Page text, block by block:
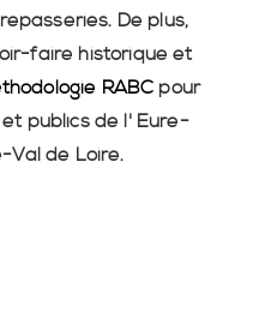
De plus,
faire historique et
RABC pour
publics de l' Eure-
Val de Loire.